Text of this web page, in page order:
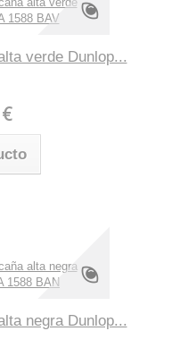
verde Dunlop...
negra Dunlop...